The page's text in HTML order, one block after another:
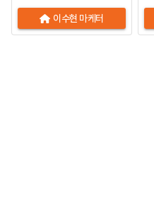
이수현 마케터